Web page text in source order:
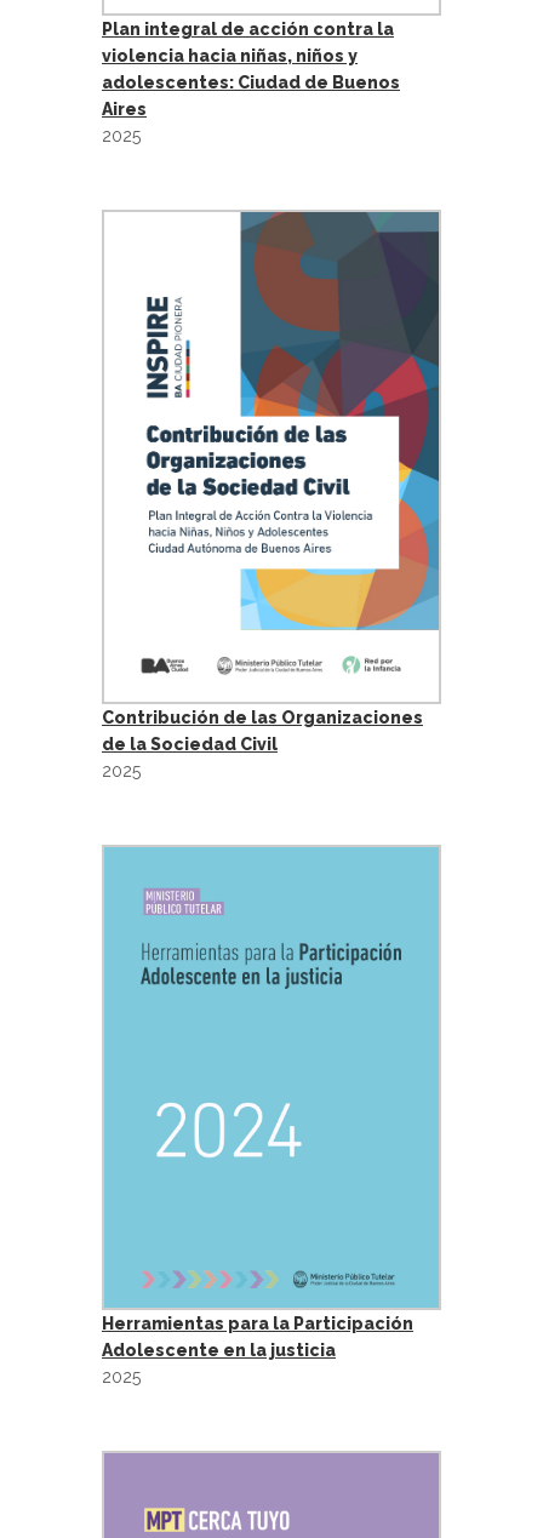
Plan integral de acción contra la
violencia hacia niñas, niños y
adolescentes: Ciudad de Buenos
Aires
2025
Contribución de las Organizaciones
de la Sociedad Civil
2025
Herramientas para la Participación
Adolescente en la justicia
2025